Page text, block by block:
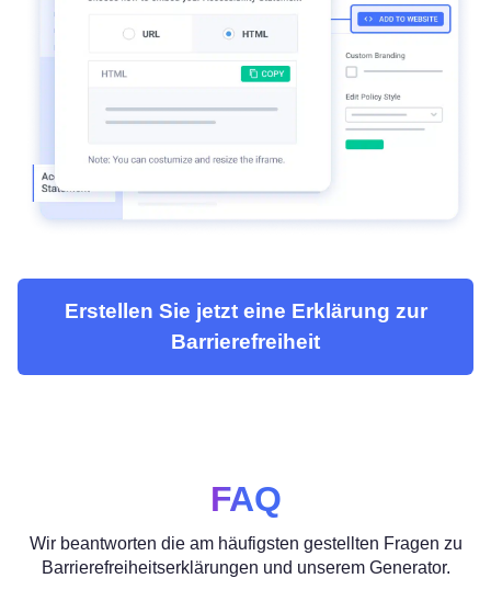
Erstellen Sie jetzt eine Erklärung zur
Barrierefreiheit
FAQ
Wir beantworten die am häufigsten gestellten Fragen zu
Barrierefreiheitserklärungen und unserem Generator.